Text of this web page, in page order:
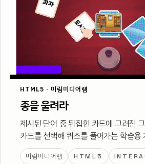
HTML5 · 미림미디어랩
종을 울려라
제시된 단어 중 뒤집힌 카드에 그려진
카드를 선택해 퀴즈를 풀어가는 학습용
미림미디어랩 HTML5